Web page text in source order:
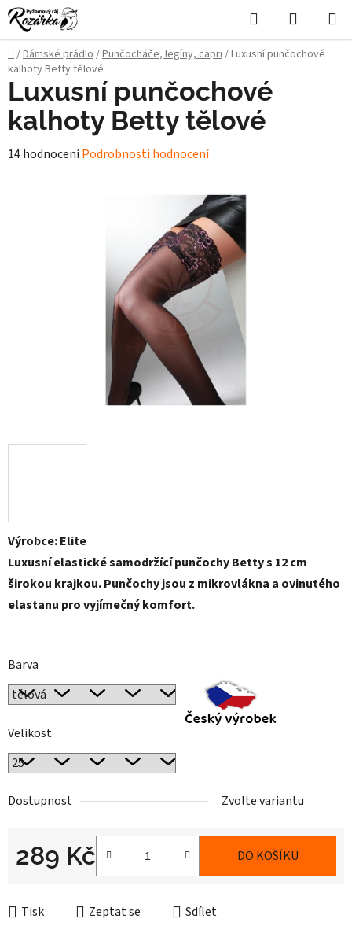
Přejít
na
obsah
Hledat
KOŠÍK
Domů
/Dámské prádlo/Punčocháče, legíny, capri/Luxusní punčochové
kalhoty Betty tělové
Výrobce: Elite
Luxusní elastické samodržící punčochy Betty s 12 cm
širokou krajkou. Punčochy jsou z mikrovlákna a ovinutého
elastanu pro vyjímečný komfort.
Barva
Velikost
Dostupnost Zvolte variantu
289 Kč DO KOŠÍKU
Tisk Zeptat se Sdílet
Luxusní punčochové
kalhoty Betty tělové
Průměrné
14 hodnoceníPodrobnosti hodnocení